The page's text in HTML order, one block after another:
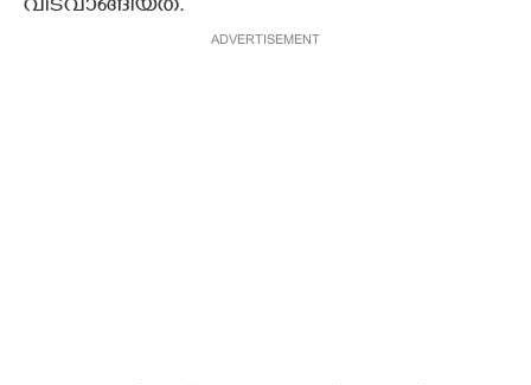
വിടവാങ്ങിയത്.
ADVERTISEMENT